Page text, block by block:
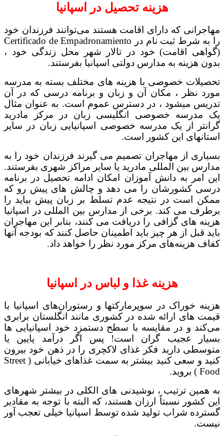
هزینه تحصیل در اسپانیا
مهاجرانی که دارای اقامت هستند می‌توانند فرزندان خود
را به شرط ثبت نام در Certificado de Empadronamiento
(گواهی اقامت) خود در تالار شهر محل زندگی خود ،
بدون هزینه به مدارس دولتی اسپانیا بفرستند.
تحصیلات خصوصی با هزینه های مختلف بسته به مدرسه
مورد نظر ، مکان آن و زبان و برنامه درسی که در آن
تدریس میشود ، در دسترس عموم است. به عنوان مثال
یک مدرسه خصوصی انگلیسی زبان در مرکز مادرید
گرانتر از یک مدرسه خصوصی اسپانیایی زبان در سایر
استانهای این کشور است.
بسیاری از مهاجران تصمیم می گیرند فرزندان خود را به
مدارس بین المللی مادرید یا سایر مراکز شهری بفرستند.
این امر به دانش آموزان امکان ادامه تحصیل در برنامه
درسی کشورشان را می دهد و چالش های پیش رو که
ممکن است در نتیجه عدم تسلط بر زبان پیش بیاید را
برطرف می کند. برخی از مدارس بین المللی در اسپانیا
هزینه های گزافی را دریافت می کنند، بنابر این مهاجران
باید قبل از هر چیز باید اطمینان حاصل کنند که بودجه آنها
کفاف هزینه‌های مرکز مورد نظر را خواهد داد.
هزینه غذا و لباس در اسپانیا
هزینه خوراک در سوپرمارکتها و رستوران‌های اسپانیا با
قیمت های ارائه شده در کشوری مانند انگلستان برابری
می‌کند و در مقایسه با سطح دستمزد خود اسپانیایی ها
بسیار عجیب گران است! پس اگر درآمد پایین یا
متوسطی دارید فکر غذای لاکچری را در ذهن خود بیرون
کنید و سعی کنید بیشتر به سمت غذاهای خیابانی ( Street
Food ) بروید.
به همین ترتیب ، نوشیدنی های الکلی در بیشتر شهرهای
این کشور نسبتاً ارزان هستند، که البته با توجه به مقادیر
گسترده شراب تولید شده توسط اسپانیا خیلی تعجب آور
نیست.